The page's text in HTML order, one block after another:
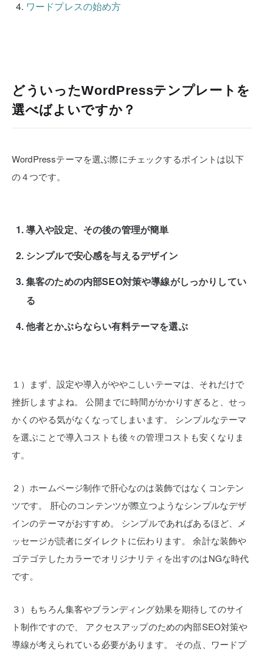
ワードプレスの始め方
どういったWordPressテンプレートを
選べばよいですか？
WordPressテーマを選ぶ際にチェックするポイントは以下
の４つです。
導入や設定、その後の管理が簡単
シンプルで安心感を与えるデザイン
集客のための内部SEO対策や導線がしっかりしてい
る
他者とかぶらならい有料テーマを選ぶ
１）まず、設定や導入がややこしいテーマは、それだけで
挫折しますよね。
公開までに時間がかかりすぎると、せっ
かくのやる気がなくなってしまいます。
シンプルなテーマ
を選ぶことで導入コストも後々の管理コストも安くなりま
す。
２）ホームページ制作で肝心なのは装飾ではなくコンテン
ツです。
肝心のコンテンツが際立つようなシンプルなデザ
インのテーマがおすすめ。
シンプルであればあるほど、メ
ッセージが読者にダイレクトに伝わります。
余計な装飾や
ゴテゴテしたカラーでオリジナリティを出すのはNGな時代
です。
３）もちろん集客やブランディング効果を期待してのサイ
ト制作ですので、
アクセスアップのための内部SEO対策や
導線が考えられている必要があります。
その点、ワードプ